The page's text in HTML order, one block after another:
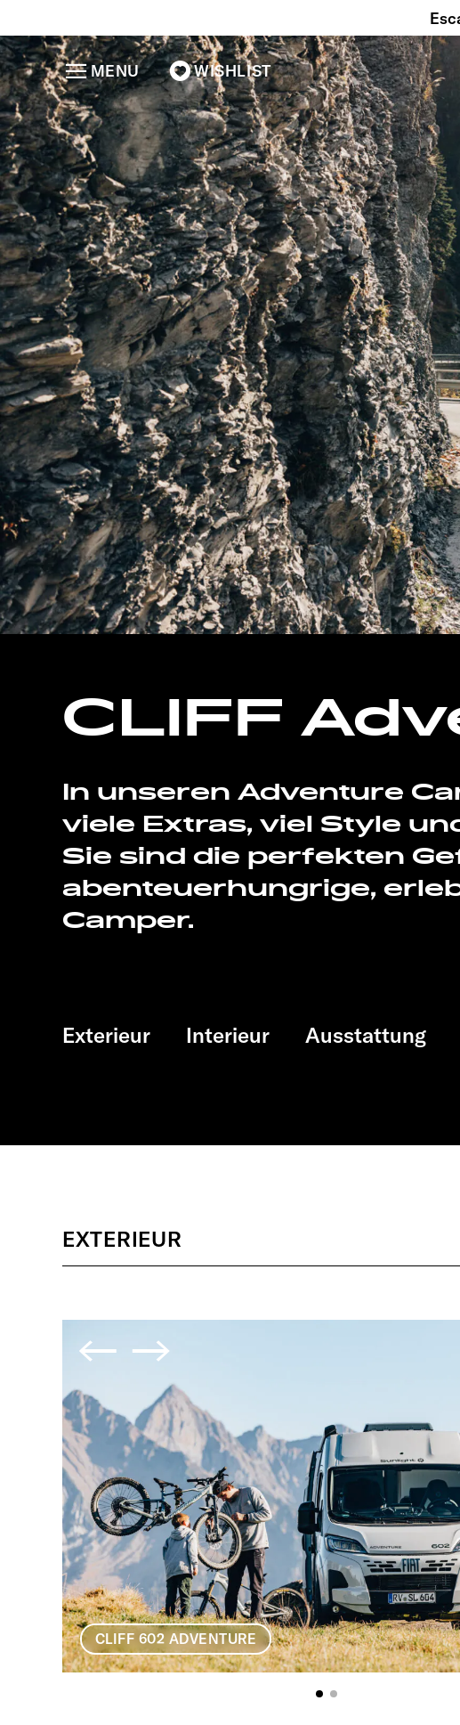
WISHLIST
MENU
CLIFF
In unseren Adventure
viele Extras, viel Style
Sie sind die perfekten
abenteuerhungrige,
Camper.
Exterieur Interieur Ausstattung
EXTERIEUR
CLIFF 602 ADVENTURE